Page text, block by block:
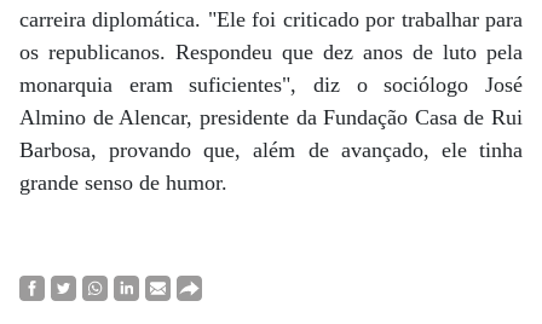
carreira diplomática. "Ele foi criticado por trabalhar para
os republicanos. Respondeu que dez anos de luto pela
monarquia eram suficientes", diz o sociólogo José
Almino de Alencar, presidente da Fundação Casa de Rui
Barbosa, provando que, além de avançado, ele tinha
grande senso de humor.